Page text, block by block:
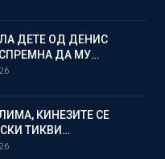
ДЕТЕ ОД ДЕНИС
ДА МУ…
КИНЕЗИТЕ СЕ
ТИКВИ…